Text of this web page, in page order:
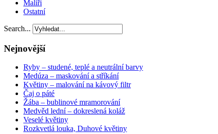
Malíři
Ostatní
Search...
Nejnovější
Ryby – studené, teplé a neutrální barvy
Medúza – maskování a stříkání
Květiny – malování na kávový filtr
Čaj o páté
Žába – bublinové mramorování
Medvěd lední – dokreslená koláž
Veselé květiny
Rozkvetlá louka, Duhové květiny